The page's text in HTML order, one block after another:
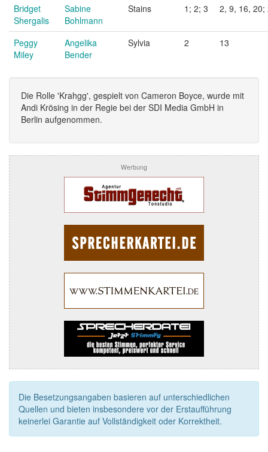
Bridget
Shergalis
Sabine
Bohlmann
Stains 1; 2; 3 2, 9, 16, 20;
Peggy
Miley
Angelika
Bender
Sylvia 2 13
Die Rolle 'Krahgg', gespielt von Cameron Boyce, wurde mit
Andi Krösing in der Regie bei der SDI Media GmbH in
Berlin aufgenommen.
Werbung
Die Besetzungsangaben basieren auf unterschiedlichen
Quellen und bieten insbesondere vor der Erstaufführung
keinerlei Garantie auf Vollständigkeit oder Korrektheit.